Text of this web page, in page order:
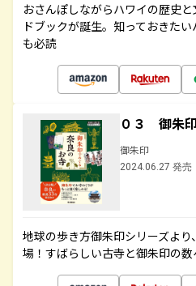
おさんぽしながらハワイの歴史
ドブックが誕生。知っておきた
も必読
０３ 御朱
御朱印
2024.06.27 発売
地球の歩き方御朱印シリーズよ
場！すばらしい古寺と御朱印の